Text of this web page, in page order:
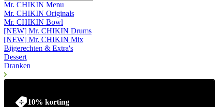
Mr. CHIKIN Menu
Mr. CHIKIN Originals
Mr. CHIKIN Bowl
[NEW] Mr. CHIKIN Drums
[NEW] Mr. CHIKIN Mix
Bijgerechten & Extra's
Dessert
Dranken
10% korting